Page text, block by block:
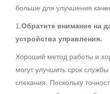
больше для улучшения
1. Обратите внимание на
устройства управления.
Хороший метод работы и
могут улучшить срок
спекания. Поскольку